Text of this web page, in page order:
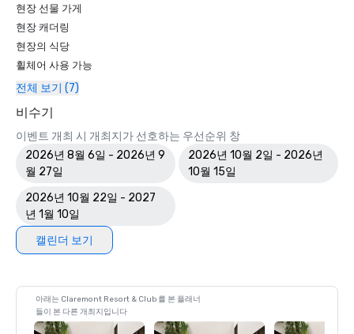
현장 선물 가게
현장 캐더링
현장의 식당
휠체어 사용 가능
전체 보기 (7)
비수기
이벤트 개최 시 개최지가 선호하는 우선순위 창
2026년 8월 6일 - 2026년 9
월 27일
2026년 10월 2일 - 2026년
10월 15일
2026년 10월 22일 - 2027
년 1월 10일
캘린더 보기
아래는 Claremont Resort & Club 를 본 플래너
들이 본 다른 개최지입니다